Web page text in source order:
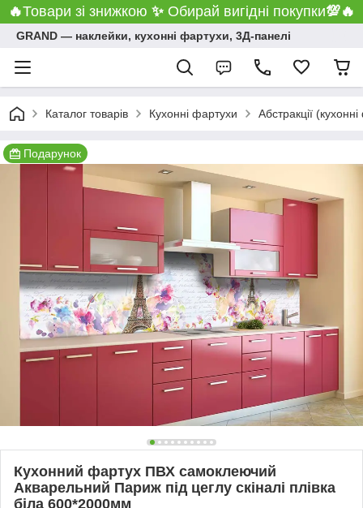
🔥Товари зі знижкою ✨ Обирай вигідні покупки💯🔥
GRAND ― наклейки, кухонні фартухи, 3Д-панелі
Каталог товарів Кухонні фартухи Абстракції
Подарунок
Кухонний фартух ПВХ самоклеючий
Акварельний Париж під цеглу скіналі плівка
біла 600*2000мм